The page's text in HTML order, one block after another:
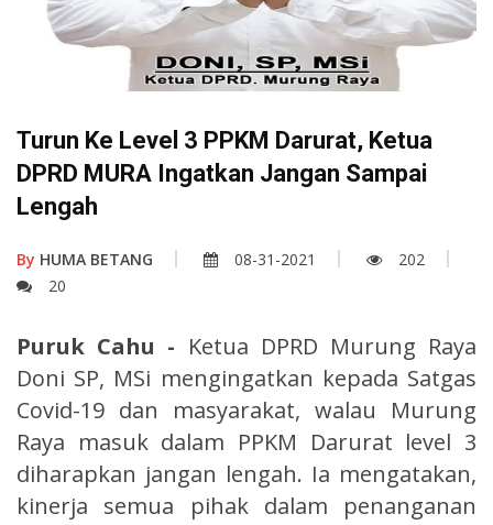
Turun Ke Level 3 PPKM Darurat, Ketua
DPRD MURA Ingatkan Jangan Sampai
Lengah
By HUMA BETANG 08-31-2021
202
20
Puruk Cahu - Ketua DPRD Murung Raya
Doni SP, MSi mengingatkan kepada Satgas
Covid-19 dan masyarakat, walau Murung
Raya masuk dalam PPKM Darurat level 3
diharapkan jangan lengah. Ia mengatakan,
kinerja semua pihak dalam penanganan